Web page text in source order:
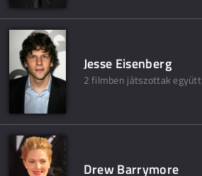
Jesse Eisenberg
2 filmben játszottak együtt
Drew Barrymore